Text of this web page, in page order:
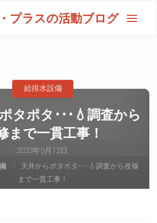
プラスの活動ブログ
タポタ･･･💧調査から
まで一貫工事！
2023年5月12日
給排水設備
天井からポタポタ･･･💧調査から改修
まで一貫工事！